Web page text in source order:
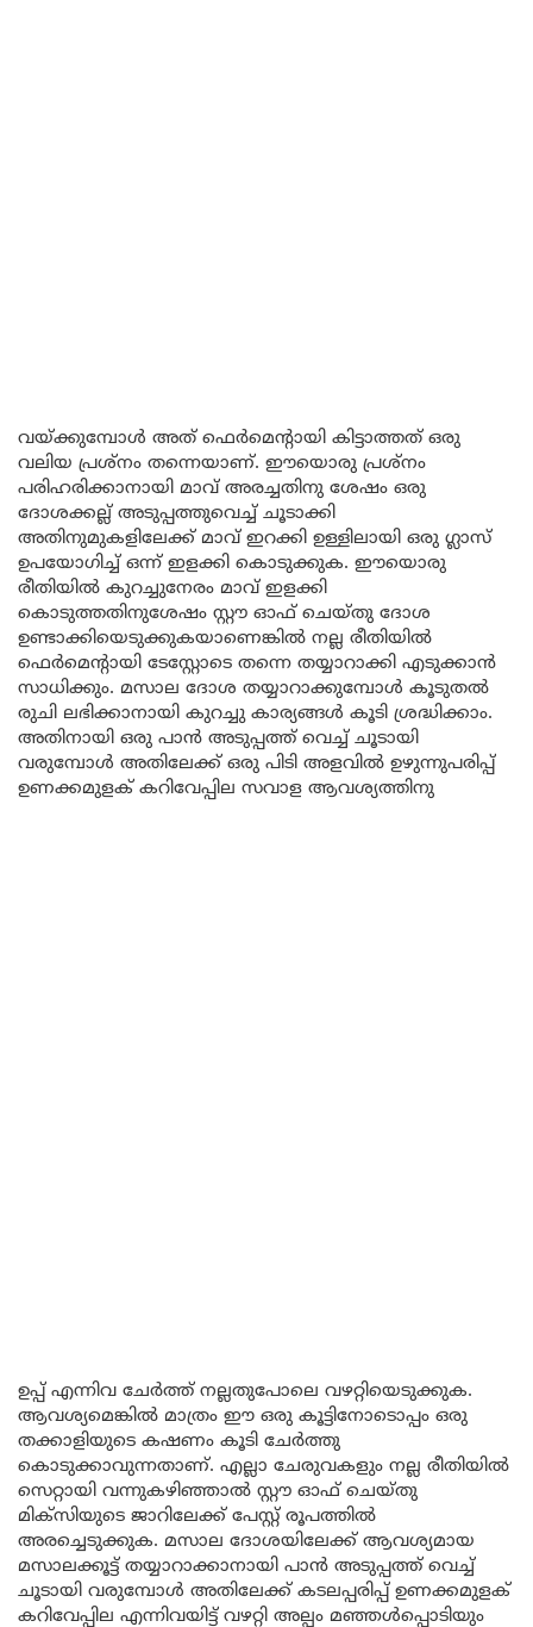
വയ്ക്കുമ്പോൾ അത് ഫെർമെന്റായി കിട്ടാത്തത് ഒരു
വലിയ പ്രശ്നം തന്നെയാണ്. ഈയൊരു പ്രശ്നം
പരിഹരിക്കാനായി മാവ് അരച്ചതിനു ശേഷം ഒരു
ദോശക്കല്ല് അടുപ്പത്തുവെച്ച് ചൂടാക്കി
അതിനുമുകളിലേക്ക് മാവ് ഇറക്കി ഉള്ളിലായി ഒരു ഗ്ലാസ്
ഉപയോഗിച്ച് ഒന്ന് ഇളക്കി കൊടുക്കുക. ഈയൊരു
രീതിയിൽ കുറച്ചുനേരം മാവ് ഇളക്കി
കൊടുത്തതിനുശേഷം സ്റ്റൗ ഓഫ് ചെയ്തു ദോശ
ഉണ്ടാക്കിയെടുക്കുകയാണെങ്കിൽ നല്ല രീതിയിൽ
ഫെർമെന്റായി ടേസ്റ്റോടെ തന്നെ തയ്യാറാക്കി എടുക്കാൻ
സാധിക്കും. മസാല ദോശ തയ്യാറാക്കുമ്പോൾ കൂടുതൽ
രുചി ലഭിക്കാനായി കുറച്ചു കാര്യങ്ങൾ കൂടി ശ്രദ്ധിക്കാം.
അതിനായി ഒരു പാൻ അടുപ്പത്ത് വെച്ച് ചൂടായി
വരുമ്പോൾ അതിലേക്ക് ഒരു പിടി അളവിൽ ഉഴുന്നുപരിപ്പ്
ഉണക്കമുളക് കറിവേപ്പില സവാള ആവശ്യത്തിനു
ഉപ്പ് എന്നിവ ചേർത്ത് നല്ലതുപോലെ വഴറ്റിയെടുക്കുക.
ആവശ്യമെങ്കിൽ മാത്രം ഈ ഒരു കൂട്ടിനോടൊപ്പം ഒരു
തക്കാളിയുടെ കഷണം കൂടി ചേർത്തു
കൊടുക്കാവുന്നതാണ്. എല്ലാ ചേരുവകളും നല്ല രീതിയിൽ
സെറ്റായി വന്നുകഴിഞ്ഞാൽ സ്റ്റൗ ഓഫ് ചെയ്തു
മിക്സിയുടെ ജാറിലേക്ക് പേസ്റ്റ് രൂപത്തിൽ
അരച്ചെടുക്കുക. മസാല ദോശയിലേക്ക് ആവശ്യമായ
മസാലക്കൂട്ട് തയ്യാറാക്കാനായി പാൻ അടുപ്പത്ത് വെച്ച്
ചൂടായി വരുമ്പോൾ അതിലേക്ക് കടലപ്പരിപ്പ് ഉണക്കമുളക്
കറിവേപ്പില എന്നിവയിട്ട് വഴറ്റി അല്പം മഞ്ഞൾപ്പൊടിയും